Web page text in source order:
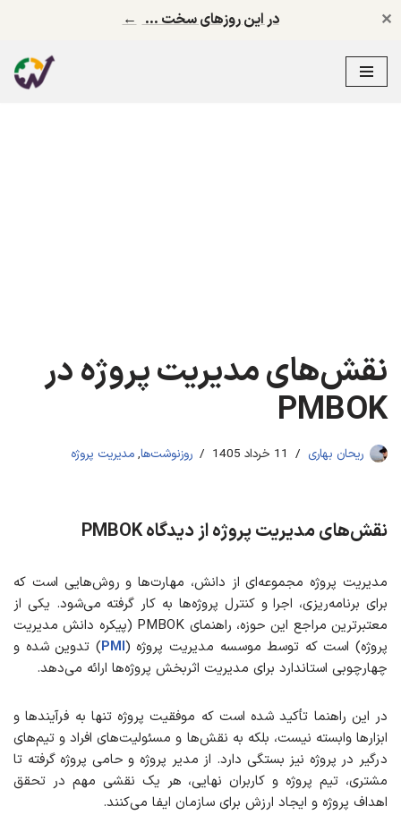
در این روزهای سخت … ← ✕
پرش
نقش‌های مدیریت پروژه در
PMBOK
ریحان بهاری 11 خرداد 1405 روزنوشت‌ها,مدیریت پروژه
نقش‌های مدیریت پروژه از دیدگاه PMBOK
مدیریت پروژه مجموعه‌ای از دانش، مهارت‌ها و روش‌هایی است که
برای برنامه‌ریزی، اجرا و کنترل پروژه‌ها به کار گرفته می‌شود. یکی از
معتبرترین مراجع این حوزه، راهنمای PMBOK (پیکره دانش مدیریت
پروژه) است که توسط موسسه مدیریت پروژه (PMI) تدوین شده و
چهارچوبی استاندارد برای مدیریت اثربخش پروژه‌ها ارائه می‌دهد.
در این راهنما تأکید شده است که موفقیت پروژه تنها به فرآیندها و
ابزارها وابسته نیست، بلکه به نقش‌ها و مسئولیت‌های افراد و تیم‌های
درگیر در پروژه نیز بستگی دارد. از مدیر پروژه و حامی پروژه گرفته تا
مشتری، تیم پروژه و کاربران نهایی، هر یک نقشی مهم در تحقق
اهداف پروژه و ایجاد ارزش برای سازمان ایفا می‌کنند.